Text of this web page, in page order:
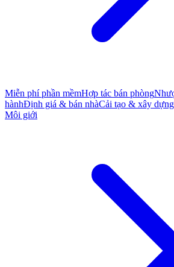
Miễn phí phần mềmHợp tác bán phòng
hànhĐịnh giá & bán nhàCải tạo & xây dựng
Môi giới